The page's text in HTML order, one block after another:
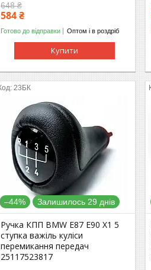
648 ₴
584 ₴
Готово до відправки Оптом і в роздріб
Купити
23БК
–44% Залишилось 29 днів
Ручка КПП BMW E87 E90 X1 5
ступка важіль куліси
перемикання передач
25117523817